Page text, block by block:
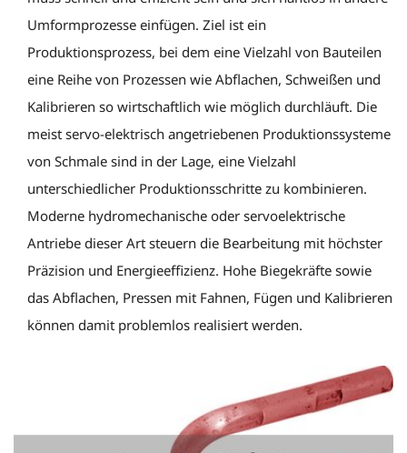
Umformprozesse einfügen. Ziel ist ein
Produktionsprozess, bei dem eine Vielzahl von Bauteilen
eine Reihe von Prozessen wie Abflachen, Schweißen und
Kalibrieren so wirtschaftlich wie möglich durchläuft. Die
meist servo-elektrisch angetriebenen Produktionssysteme
von Schmale sind in der Lage, eine Vielzahl
unterschiedlicher Produktionsschritte zu kombinieren.
Moderne hydromechanische oder servoelektrische
Antriebe dieser Art steuern die Bearbeitung mit höchster
Präzision und Energieeffizienz. Hohe Biegekräfte sowie
das Abflachen, Pressen mit Fahnen, Fügen und Kalibrieren
können damit problemlos realisiert werden.